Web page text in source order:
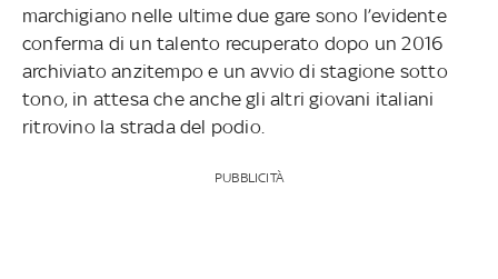
marchigiano nelle ultime due gare sono l’evidente
conferma di un talento recuperato dopo un 2016
archiviato anzitempo e un avvio di stagione sotto
tono, in attesa che anche gli altri giovani italiani
ritrovino la strada del podio.
PUBBLICITÀ